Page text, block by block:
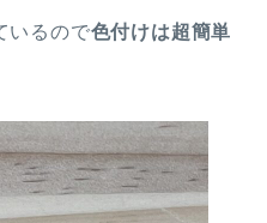
いるので色付けは超簡単